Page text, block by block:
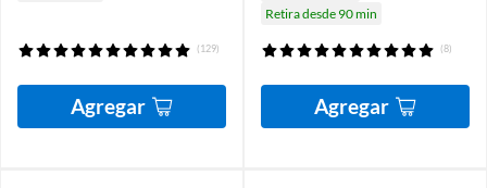
(129)
Agregar
Retira desde 90 min
(8)
Agregar